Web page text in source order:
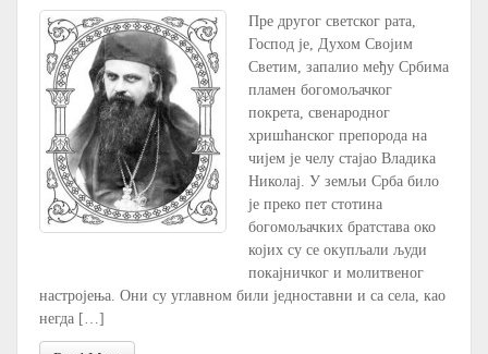
Пре другог светског рата,
Господ је, Духом Својим
Светим, запалио међу Србима
пламен богомољачког
покрета, свенародног
хришћанског препорода на
чијем је челу стајао Владика
Николај. У земљи Срба било
је преко пет стотина
богомољачких братстава око
којих су се окупљали људи
покајничког и молитвеног
настројења. Они су углавном били једноставни и са села, као
негда […]